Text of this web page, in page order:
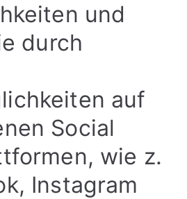
und
durch
auf
Social
wie z.
Instagram